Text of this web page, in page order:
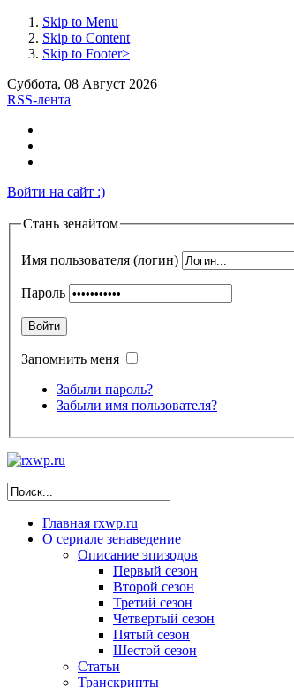
Skip to Menu
Skip to Content
Skip to Footer>
Суббота, 08 Август 2026
RSS-лента
Войти на сайт :)
Стань зенайтом
Имя пользователя (логин)
Пароль
Войти
Запомнить меня
Забыли пароль?
Забыли имя пользователя?
Главная rxwp.ru
О сериале зенаведение
Описание эпизодов
Первый сезон
Второй сезон
Третий сезон
Четвертый сезон
Пятый сезон
Шестой сезон
Статьи
Транскрипты